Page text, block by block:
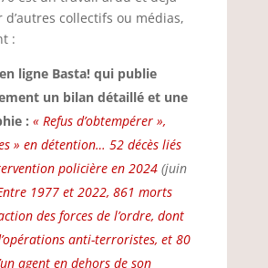
d’autres collectifs ou médias,
:
ligne Basta! qui publie
un bilan détaillé et une
: « Refus d’obtempérer »,
» en détention… 52 décès liés
policière en 2024(juin
1977 et 2022, 861 morts
des forces de l’ordre, dont
anti-terroristes, et 80
agent en dehors de son